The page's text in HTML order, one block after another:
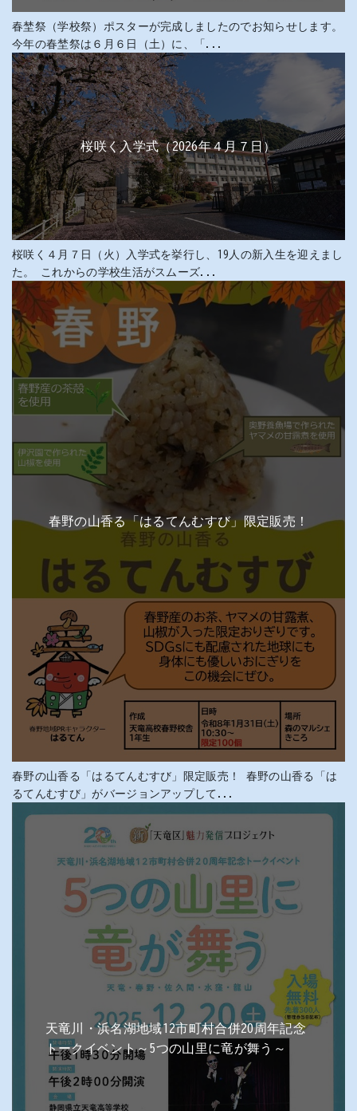
春埜祭（学校祭）ポスターが完成しましたのでお知らせします。
今年の春埜祭は６月６日（土）に、「...
桜咲く入学式（2026年４月７日）
桜咲く４月７日（火）入学式を挙行し、19人の新入生を迎えまし
た。 これからの学校生活がスムーズ...
春野の山香る「はるてんむすび」限定販売！
春野の山香る「はるてんむすび」限定販売！ 春野の山香る「は
るてんむすび」がバージョンアップして...
天竜川・浜名湖地域12市町村合併20周年記念
トークイベント～5つの山里に竜が舞う～